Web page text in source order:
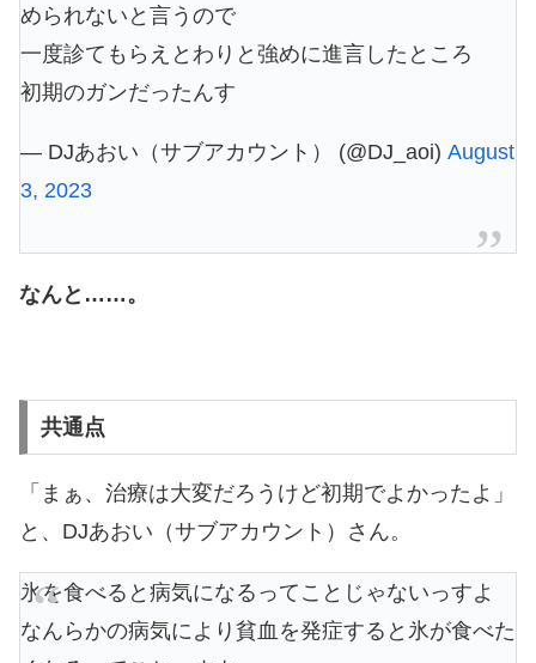
められないと言うので
一度診てもらえとわりと強めに進言したところ
初期のガンだったんす
— DJあおい（サブアカウント） (@DJ_aoi) August
3, 2023
なんと……。
共通点
「まぁ、治療は大変だろうけど初期でよかったよ」
と、DJあおい（サブアカウント）さん。
氷を食べると病気になるってことじゃないっすよ
なんらかの病気により貧血を発症すると氷が食べた